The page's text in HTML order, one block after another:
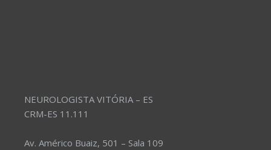
NEUROLOGISTA VITÓRIA – ES
CRM-ES 11.111
Av. Américo Buaiz, 501 – Sala 109